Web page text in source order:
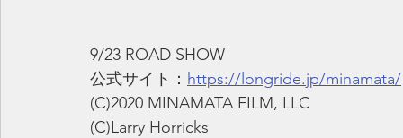
9/23 ROAD SHOW
公式サイト： https://longride.jp/minamata/
(C)2020 MINAMATA FILM, LLC
(C)Larry Horricks